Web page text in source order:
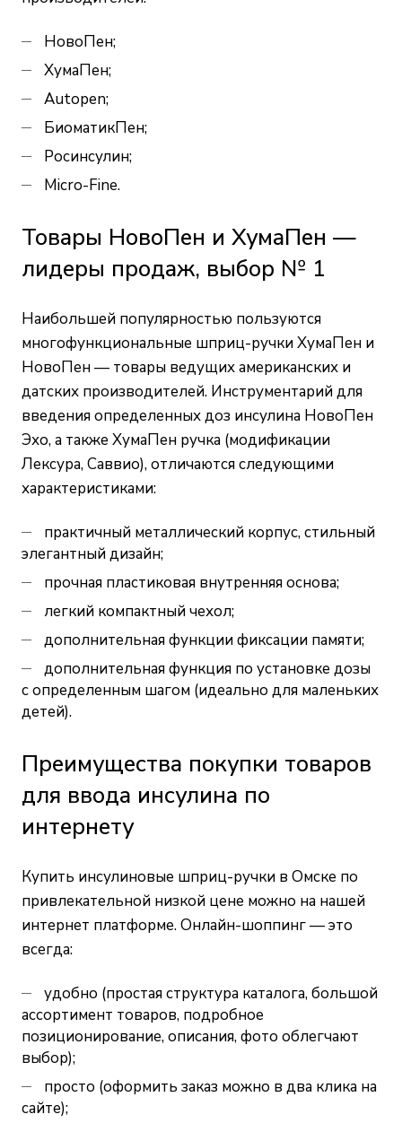
НовоПен;
ХумаПен;
Autopen;
БиоматикПен;
Росинсулин;
Micro-Fine.
Товары НовоПен и ХумаПен —
лидеры продаж, выбор № 1
Наибольшей популярностью пользуются
многофункциональные шприц-ручки ХумаПен и
НовоПен — товары ведущих американских и
датских производителей. Инструментарий для
введения определенных доз инсулина НовоПен
Эхо, а также ХумаПен ручка (модификации
Лексура, Саввио), отличаются следующими
характеристиками:
практичный металлический корпус, стильный
элегантный дизайн;
прочная пластиковая внутренняя основа;
легкий компактный чехол;
дополнительная функции фиксации памяти;
дополнительная функция по установке дозы
с определенным шагом (идеально для маленьких
детей).
Преимущества покупки товаров
для ввода инсулина по
интернету
Купить инсулиновые шприц-ручки в Омске по
привлекательной низкой цене можно на нашей
интернет платформе. Онлайн-шоппинг — это
всегда:
удобно (простая структура каталога, большой
ассортимент товаров, подробное
позиционирование, описания, фото облегчают
выбор);
просто (оформить заказ можно в два клика на
сайте);